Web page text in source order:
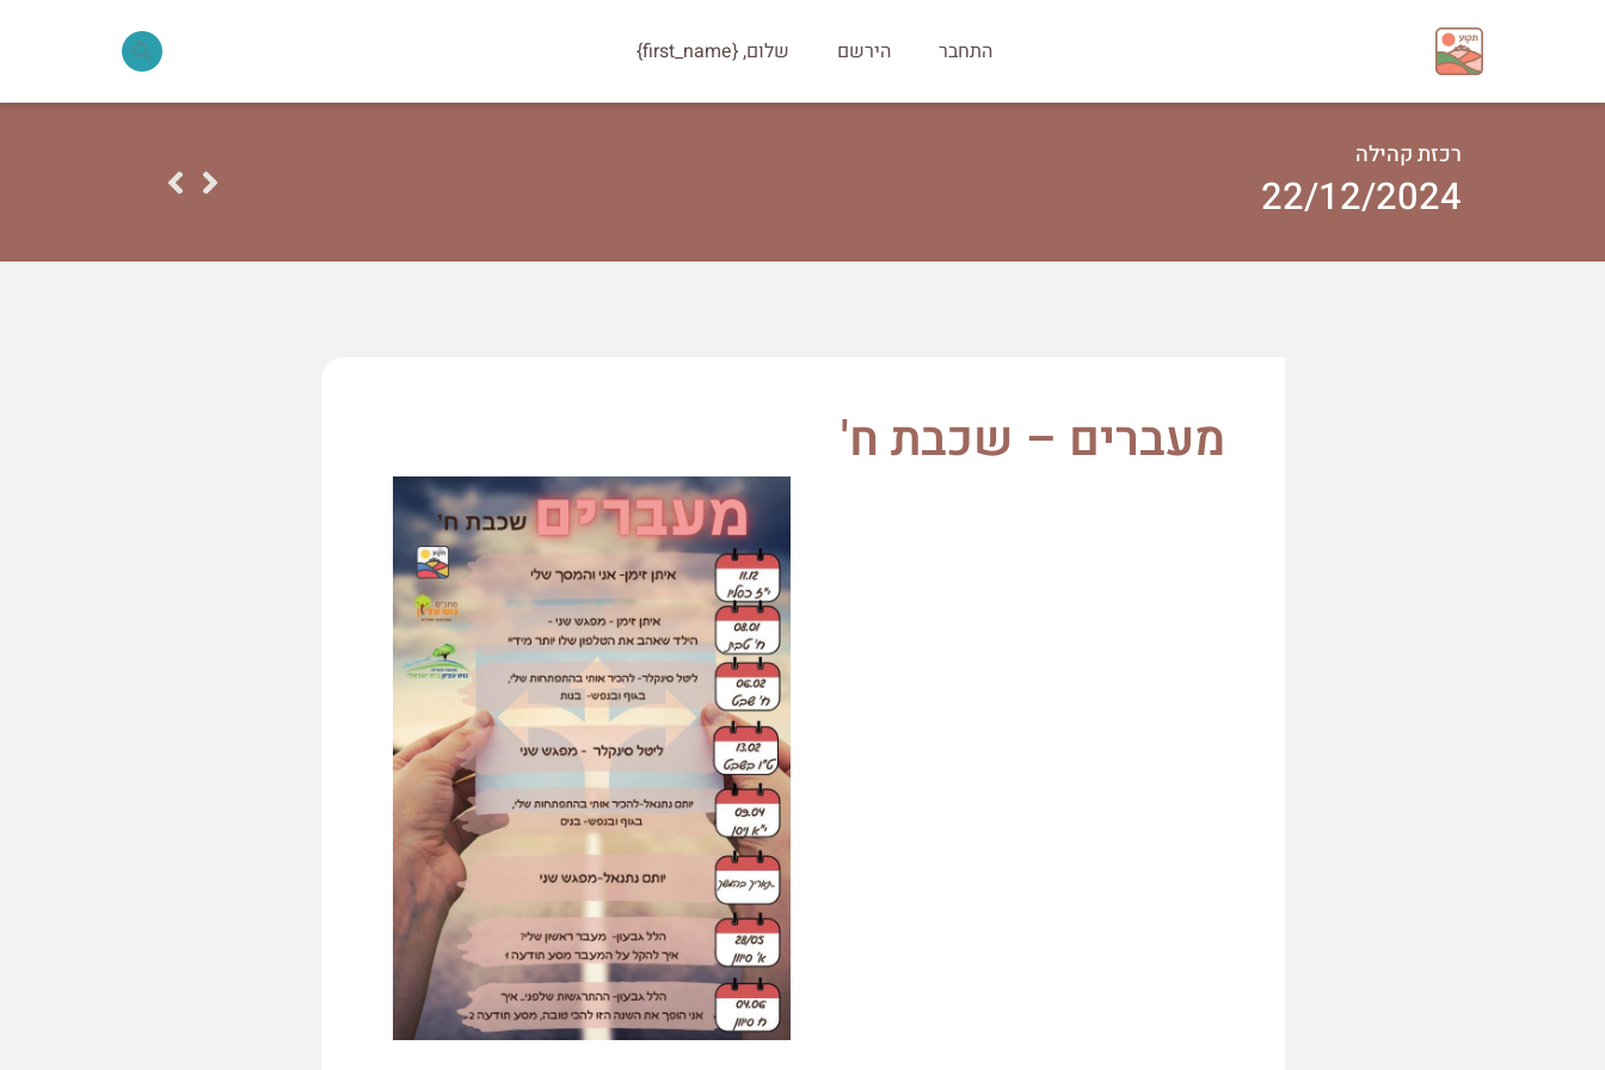
התחבר הירשם שלום, {first_name}
רכזת קהילה
22/12/2024
מעברים – שכבת ח'